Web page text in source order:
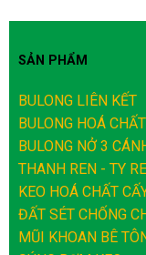
BULONG HOÁ CHẤT
BULONG NỞ 3 CÁNH
THANH REN - TY
KEO HOÁ CHẤT
ĐẤT SÉT CHỐNG
MŨI KHOAN BÊ
SÚNG BƠM KEO